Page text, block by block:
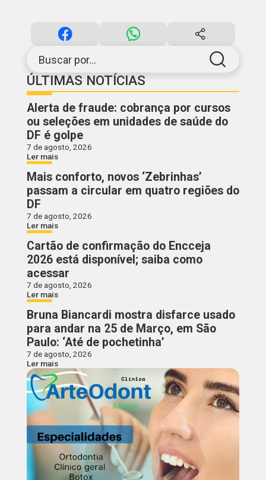
Buscar por...
ÚLTIMAS NOTÍCIAS
Alerta de fraude: cobrança por cursos
ou seleções em unidades de saúde do
DF é golpe
7 de agosto, 2026
Ler mais
Mais conforto, novos ‘Zebrinhas’
passam a circular em quatro regiões do
DF
7 de agosto, 2026
Ler mais
Cartão de confirmação do Encceja
2026 está disponível; saiba como
acessar
7 de agosto, 2026
Ler mais
Bruna Biancardi mostra disfarce usado
para andar na 25 de Março, em São
Paulo: ‘Até de pochetinha’
7 de agosto, 2026
Ler mais